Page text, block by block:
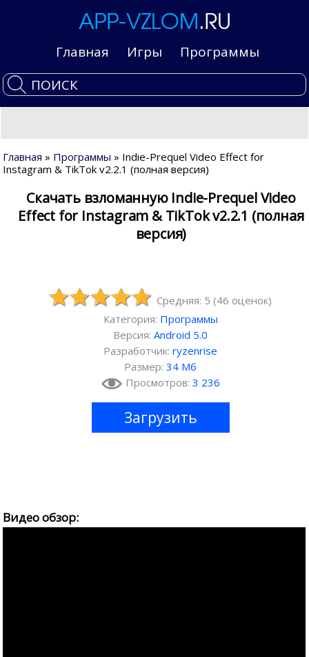
Главная Игры Программы
Главная » Программы » Indie-Prequel Video Effect for
Instagram & TikTok v2.2.1 (полная версия)
Скачать взломанную Indie-Prequel Video
Effect for Instagram & TikTok v2.2.1 (полная
версия)
Средняя: 5 (46 оценок)
Категория: Программы
Версия:Android 5.0
Разработчик:ryzenrise
Размер:34 Мб
Просмотров: 3 236
Загрузить
Видео обзор: